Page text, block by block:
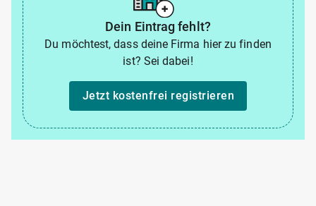
Dein Eintrag fehlt?
Du möchtest, dass deine Firma hier zu finden
ist? Sei dabei!
Jetzt kostenfrei registrieren